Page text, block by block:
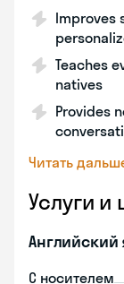
Improves
Teaches
natives
Provides
Читать
Услуги и
Английский
С носителем